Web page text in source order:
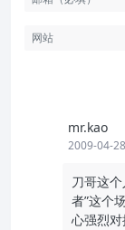
mr.kao
2009-04-
刀哥这
者”这个
心强烈